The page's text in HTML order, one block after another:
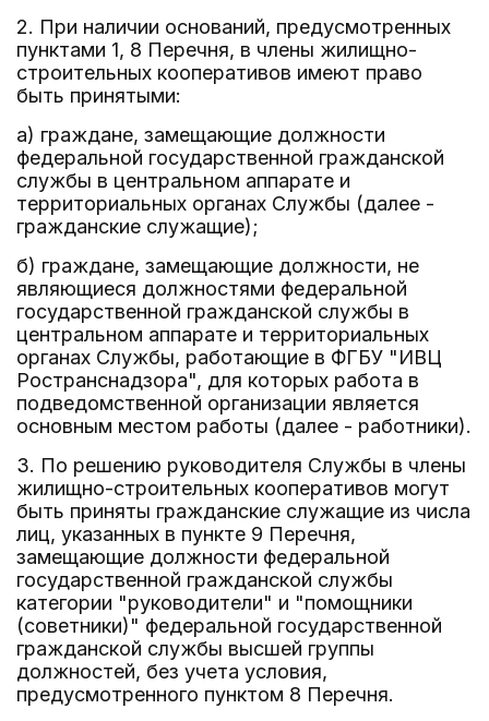
2. При наличии оснований, предусмотренных
пунктами 1, 8 Перечня, в члены жилищно-
строительных кооперативов имеют право
быть принятыми:
а) граждане, замещающие должности
федеральной государственной гражданской
службы в центральном аппарате и
территориальных органах Службы (далее -
гражданские служащие);
б) граждане, замещающие должности, не
являющиеся должностями федеральной
государственной гражданской службы в
центральном аппарате и территориальных
органах Службы, работающие в ФГБУ "ИВЦ
Ространснадзора", для которых работа в
подведомственной организации является
основным местом работы (далее - работники).
3. По решению руководителя Службы в члены
жилищно-строительных кооперативов могут
быть приняты гражданские служащие из числа
лиц, указанных в пункте 9 Перечня,
замещающие должности федеральной
государственной гражданской службы
категории "руководители" и "помощники
(советники)" федеральной государственной
гражданской службы высшей группы
должностей, без учета условия,
предусмотренного пунктом 8 Перечня.